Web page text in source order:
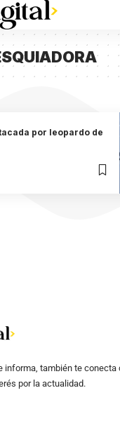
por leopardo de
informa, también te conecta
por la actualidad.